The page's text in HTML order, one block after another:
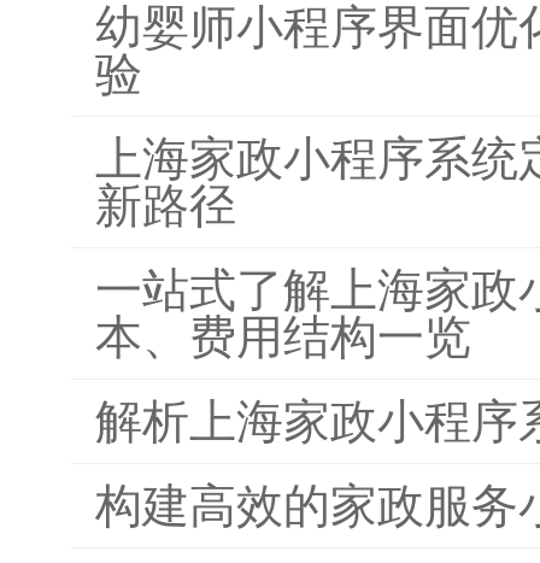
幼婴师小程序界面优
验
上海家政小程序系
新路径
一站式了解上海家政
本、费用结构一览
解析上海家政小程序
构建高效的家政服务